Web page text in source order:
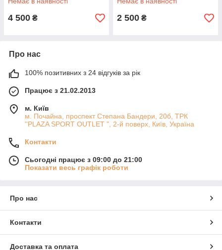
4 500 ₴ 2 500 ₴
Про нас
100% позитивних з 24 відгуків за рік
Працює з 21.02.2013
м. Київ
м. Почайна, проспект Степана Бандери, 20б, ТРК
''PLAZA SPORT OUTLET ", 2-й поверх, Київ, Україна
Контакти
Сьогодні працює з 09:00 до 21:00
Показати весь графік роботи
Про нас
Контакти
Доставка та оплата